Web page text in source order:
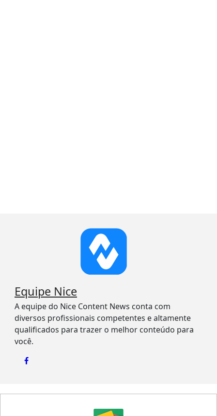
Equipe Nice
A equipe do Nice Content News conta com
diversos profissionais competentes e altamente
qualificados para trazer o melhor conteúdo para
você.